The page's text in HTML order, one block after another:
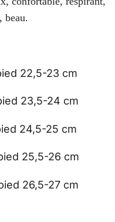
beau.
22,5-23 cm
23,5-24 cm
24,5-25 cm
25,5-26 cm
26,5-27 cm